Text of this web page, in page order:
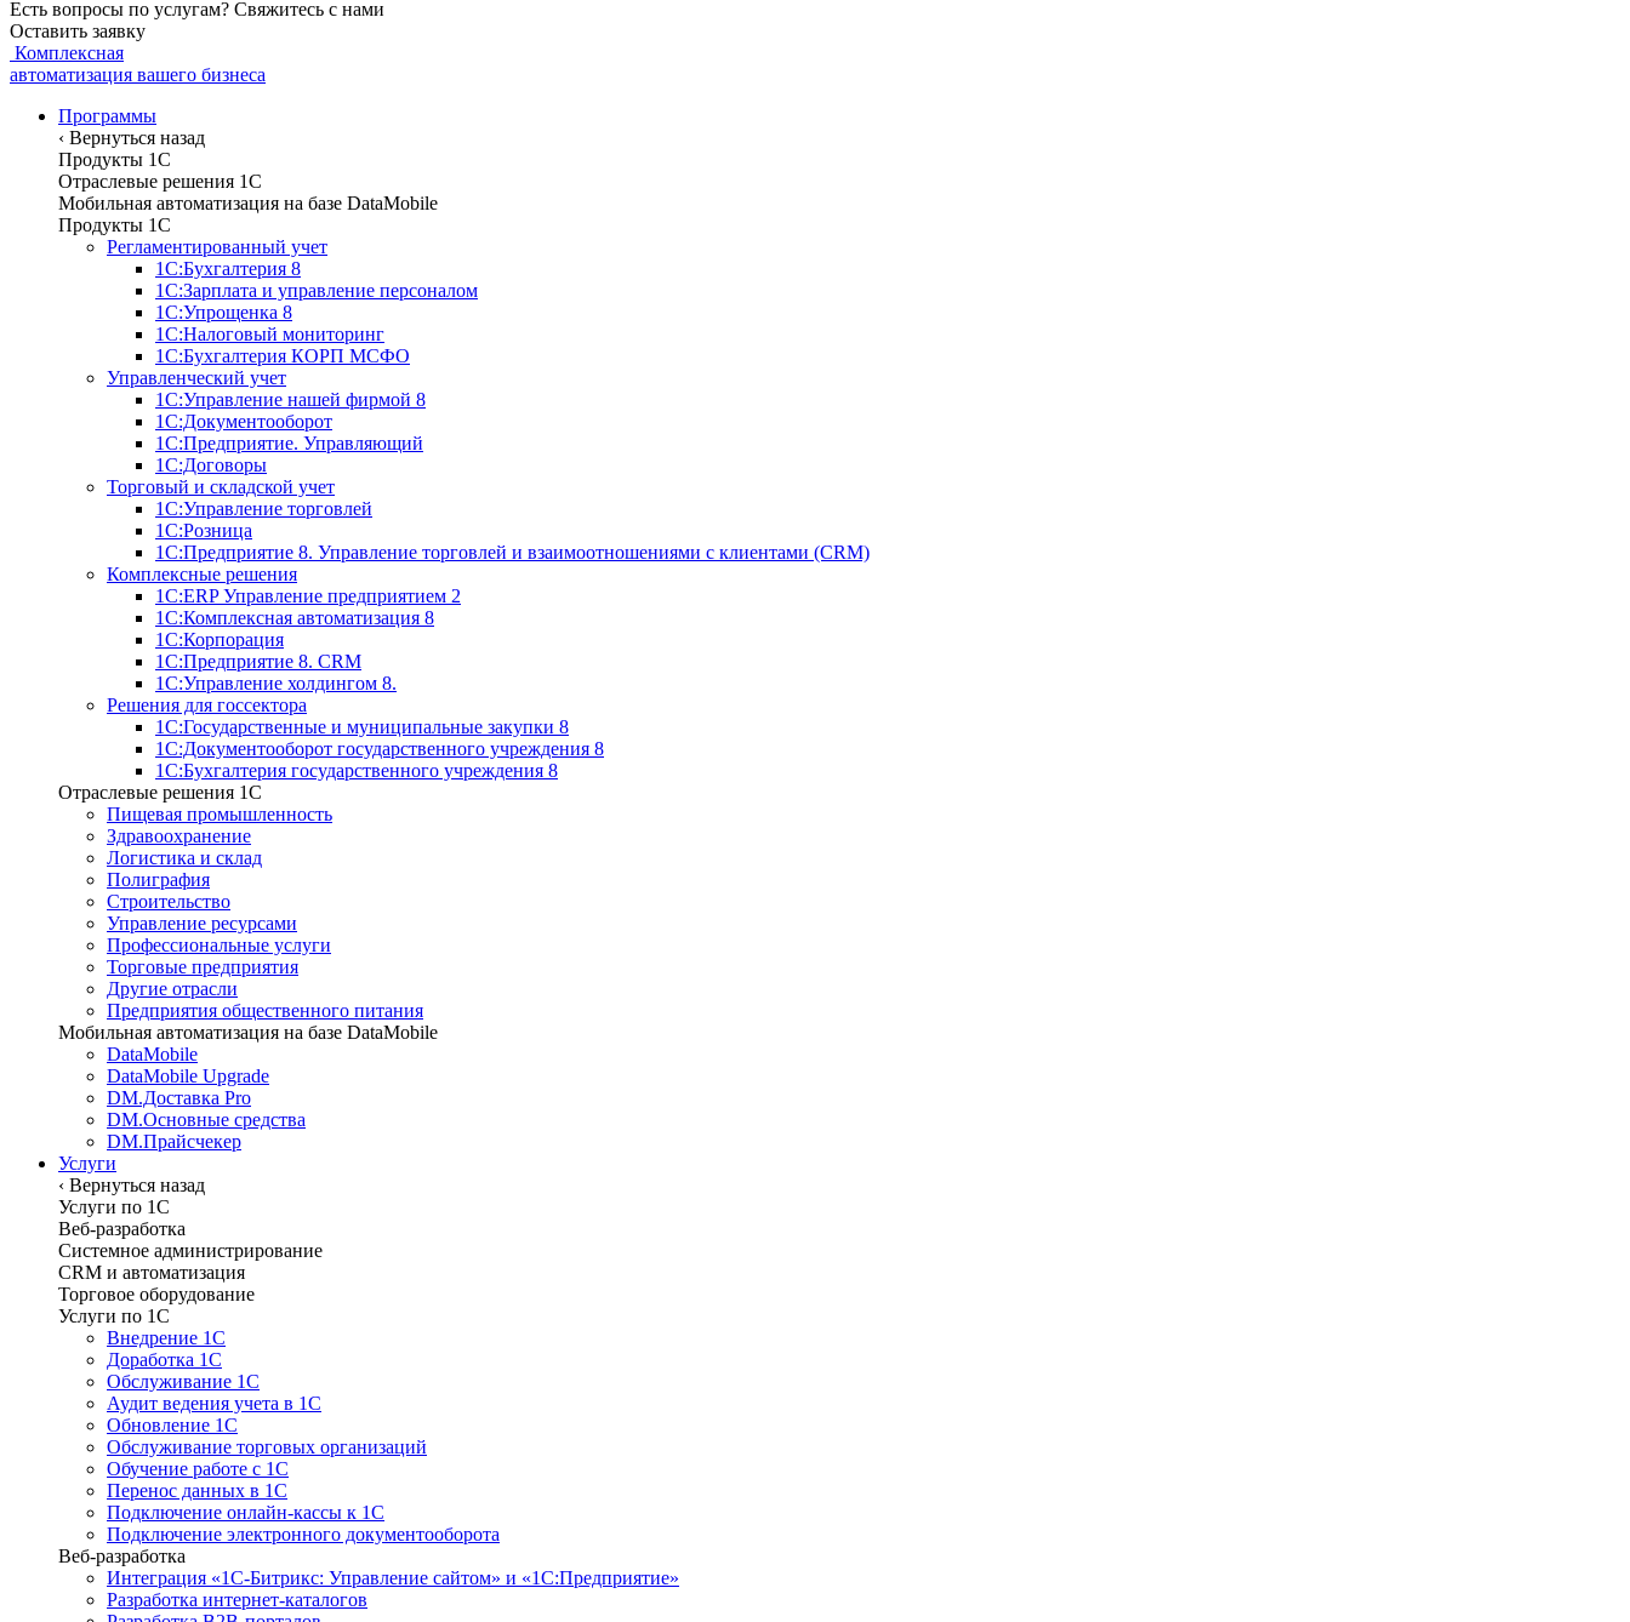
Есть вопросы по услугам? Свяжитесь с нами
Оставить заявку
Комплексная
автоматизация вашего бизнеса
Программы
‹ Вернуться назад
Продукты 1С
Отраслевые решения 1C
Мобильная автоматизация на базе DataMobile
Продукты 1С
Регламентированный учет
1С:Бухгалтерия 8
1С:Зарплата и управление персоналом
1С:Упрощенка 8
1С:Налоговый мониторинг
1С:Бухгалтерия КОРП МСФО
Управленческий учет
1С:Управление нашей фирмой 8
1С:Документооборот
1С:Предприятие. Управляющий
1С:Договоры
Торговый и складской учет
1С:Управление торговлей
1С:Розница
1С:Предприятие 8. Управление торговлей и взаимоотношениями с клиентами (CRM)
Комплексные решения
1С:ERP Управление предприятием 2
1С:Комплексная автоматизация 8
1С:Корпорация
1С:Предприятие 8. CRM
1С:Управление холдингом 8.
Решения для госсектора
1С:Государственные и муниципальные закупки 8
1С:Документооборот государственного учреждения 8
1С:Бухгалтерия государственного учреждения 8
Отраслевые решения 1C
Пищевая промышленность
Здравоохранение
Логистика и склад
Полиграфия
Строительство
Управление ресурсами
Профессиональные услуги
Торговые предприятия
Другие отрасли
Предприятия общественного питания
Мобильная автоматизация на базе DataMobile
DataMobile
DataMobile Upgrade
DM.Доставка Pro
DM.Основные средства
DM.Прайсчекер
Услуги
‹ Вернуться назад
Услуги по 1С
Веб-разработка
Системное администрирование
CRM и автоматизация
Торговое оборудование
Услуги по 1С
Внедрение 1С
Доработка 1С
Обслуживание 1С
Аудит ведения учета в 1С
Обновление 1С
Обслуживание торговых организаций
Обучение работе с 1С
Перенос данных в 1С
Подключение онлайн-кассы к 1С
Подключение электронного документооборота
Веб-разработка
Интеграция «1С-Битрикс: Управление сайтом» и «1С:Предприятие»
Разработка интернет-каталогов